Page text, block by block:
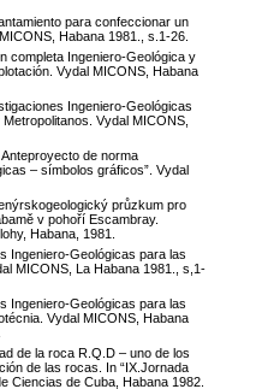
para confeccionar un
Habana 1981., s.1-26.
completa Ingeniero-Geológica y
Vydal MICONS, Habana
Ingeniero-Geológicas
Vydal MICONS,
de norma
– símbolos gráficos”. Vydal
průzkum pro
v pohoří Escambray.
Habana, 1981.
Ingeniero-Geológicas para las
MICONS, La Habana 1981., s,1-
Ingeniero-Geológicas para las
Vydal MICONS, Habana
de la roca R.Q.D – uno de los
de las rocas. In “IX.Jornada
Ciencias de Cuba, Habana 1982.